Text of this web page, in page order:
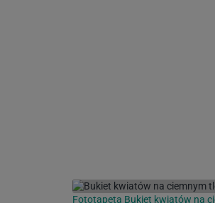
Fototapeta Bukiet kwiatów na